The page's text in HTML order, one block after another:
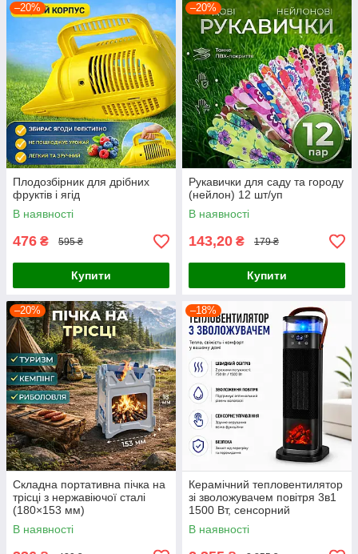
–20%
Плодозбірник для дрібних
фруктів і ягід
В наявності
476 ₴ 595 ₴
Купити
–20%
Рукавички для саду та городу
(нейлон) 12 шт/уп
В наявності
143,20 ₴ 179 ₴
Купити
–20%
Складна портативна пічка на
трісці з нержавіючої сталі
(180×153 мм)
В наявності
–18%
Керамічний тепловентилятор
зі зволожувачем повітря 3в1
1500 Вт, сенсорний
підлоговий обігрівач з
дисплеєм та ефектом
В наявності